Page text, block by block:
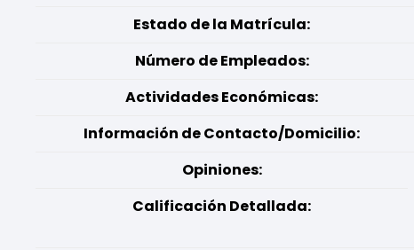
Estado de la Matrícula:
Número de Empleados:
Actividades Económicas:
Información de Contacto/Domicilio:
Opiniones:
Calificación Detallada: